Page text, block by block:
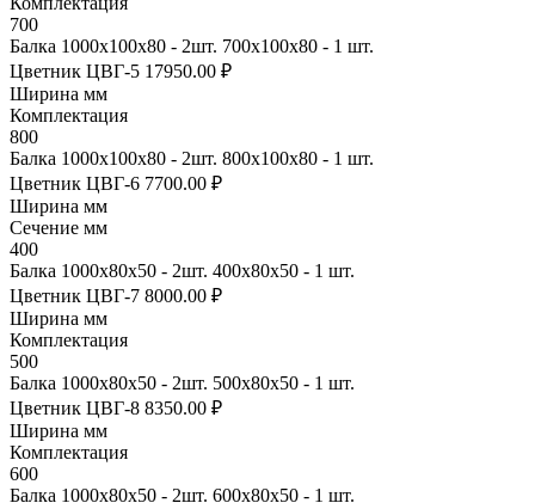
700
Балка 1000х100х80 - 2шт. 700х100х80 - 1 шт.
Цветник ЦВГ-5 17950.00 ₽
Ширина мм
Комплектация
800
Балка 1000х100х80 - 2шт. 800х100х80 - 1 шт.
Цветник ЦВГ-6 7700.00 ₽
Ширина мм
Сечение мм
400
Балка 1000х80х50 - 2шт. 400х80х50 - 1 шт.
Цветник ЦВГ-7 8000.00 ₽
Ширина мм
Комплектация
500
Балка 1000х80х50 - 2шт. 500х80х50 - 1 шт.
Цветник ЦВГ-8 8350.00 ₽
Ширина мм
Комплектация
600
Балка 1000х80х50 - 2шт. 600х80х50 - 1 шт.